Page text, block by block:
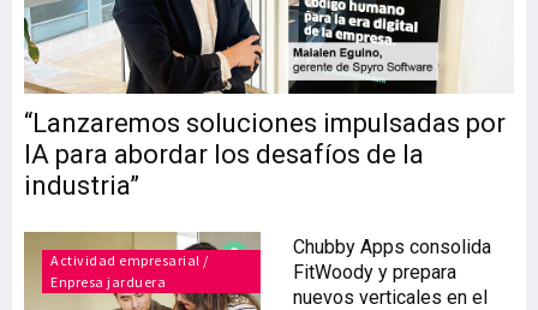
“Lanzaremos soluciones impulsadas por
IA para abordar los desafíos de la
industria”
Actividad empresarial /
Enpresa jarduera
Chubby Apps consolida
FitWoody y prepara
nuevos verticales en el